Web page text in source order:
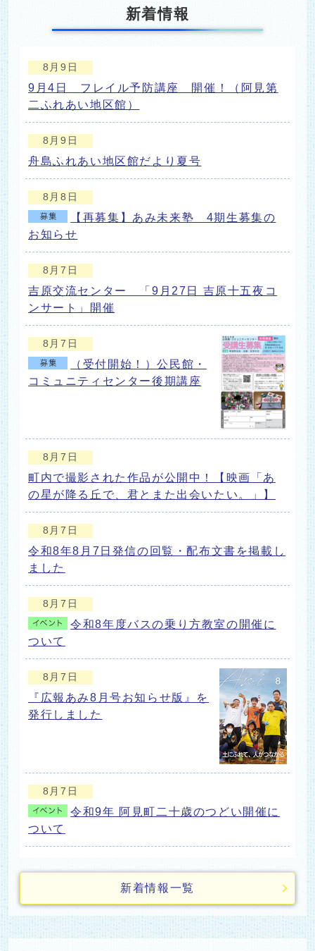
新着情報
8月9日
9月4日 フレイル予防講座 開催！（阿見第
二ふれあい地区館）
8月9日
舟島ふれあい地区館だより夏号
8月8日
【再募集】あみ未来塾 4期生募集の
お知らせ
8月7日
吉原交流センター 「9月27日 吉原十五夜コ
ンサート」開催
8月7日
（受付開始！）公民館・
コミュニティセンター後期講座
8月7日
町内で撮影された作品が公開中！【映画「あ
の星が降る丘で、君とまた出会いたい。」】
8月7日
令和8年8月7日発信の回覧・配布文書を掲載し
ました
8月7日
令和8年度バスの乗り方教室の開催に
ついて
8月7日
『広報あみ8月号お知らせ版』を
発行しました
8月7日
令和9年 阿見町二十歳のつどい開催に
ついて
新着情報一覧